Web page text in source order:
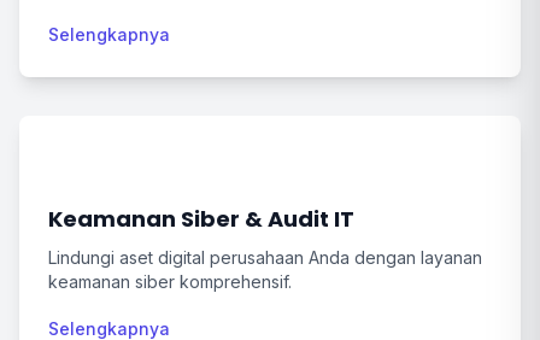
Selengkapnya
Keamanan Siber & Audit IT
Lindungi aset digital perusahaan Anda dengan layanan
keamanan siber komprehensif.
Selengkapnya